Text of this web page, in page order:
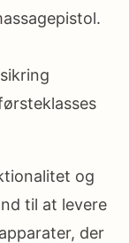
og
til at levere
der